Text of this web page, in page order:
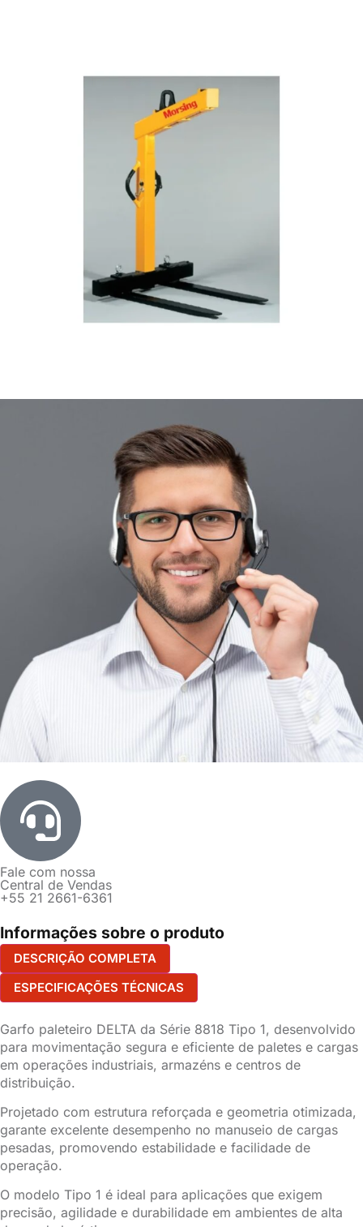
Fale com nossa
Central de Vendas
+55 21 2661-6361
Informações sobre o produto
DESCRIÇÃO COMPLETA
ESPECIFICAÇÕES TÉCNICAS
Garfo paleteiro DELTA da Série 8818 Tipo 1, desenvolvido
para movimentação segura e eficiente de paletes e cargas
em operações industriais, armazéns e centros de
distribuição.
Projetado com estrutura reforçada e geometria otimizada,
garante excelente desempenho no manuseio de cargas
pesadas, promovendo estabilidade e facilidade de
operação.
O modelo Tipo 1 é ideal para aplicações que exigem
precisão, agilidade e durabilidade em ambientes de alta